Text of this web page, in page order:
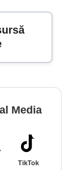
Media
TikTok